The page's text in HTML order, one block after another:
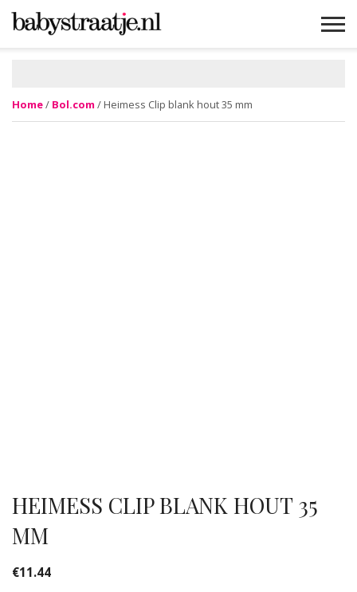
Home/ Bol.com / Heimess Clip blank hout 35 mm
HEIMESS CLIP BLANK HOUT 35
MM
€11.44